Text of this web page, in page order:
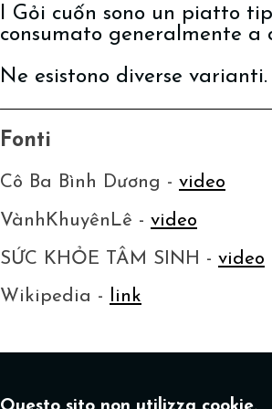
I Gỏi cuốn sono un piatto
consumato generalmente a
Ne esistono diverse varianti.
Fonti
Cô Ba Bình Dương - video
VànhKhuyênLê - video
SỨC KHỎE TÂM SINH - video
Wikipedia - link